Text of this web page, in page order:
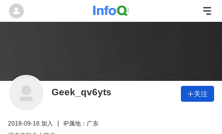
Geek_qv6yts 关注
2018-09-18 加入
IP属地：广东